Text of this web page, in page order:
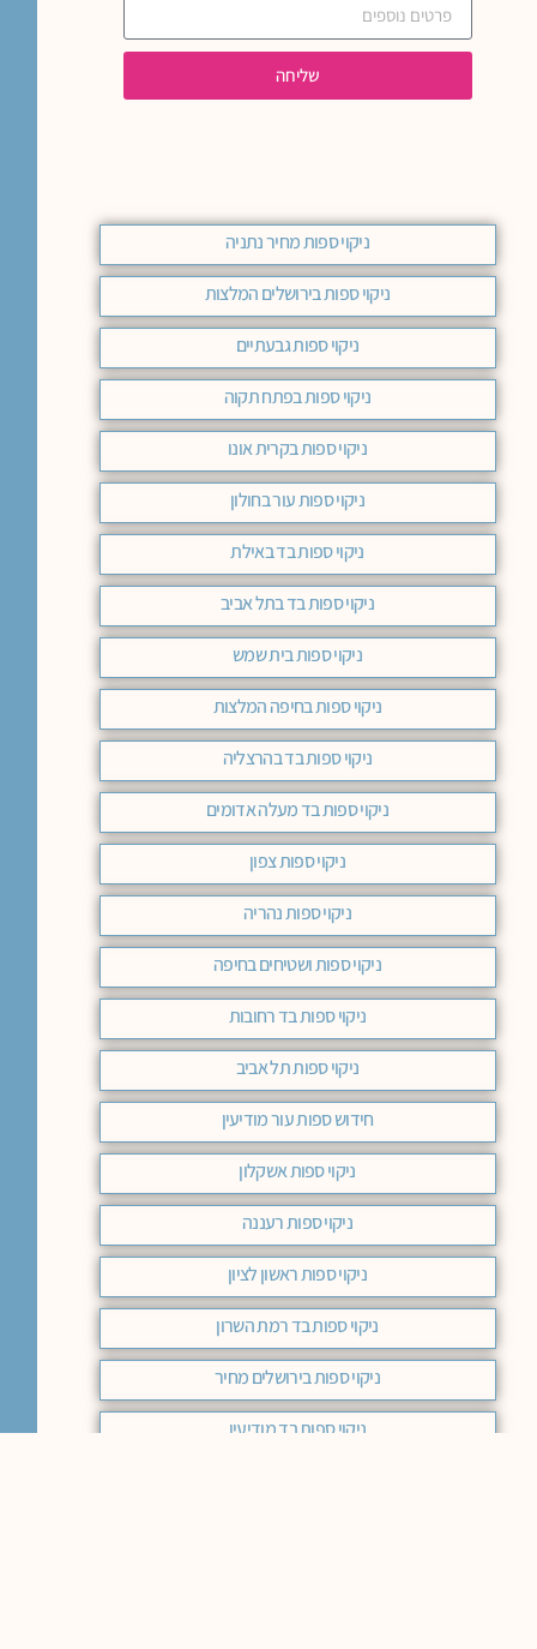
שליחה
ניקוי ספות מחיר נתניה
ניקוי ספות בירושלים המלצות
ניקוי ספות גבעתיים
ניקוי ספות בפתח תקוה
ניקוי ספות בקרית אונו
ניקוי ספות עור בחולון
ניקוי ספות בד באילת
ניקוי ספות בד בתל אביב
ניקוי ספות בית שמש
ניקוי ספות בחיפה המלצות
ניקוי ספות בד בהרצליה
ניקוי ספות בד מעלה אדומים
ניקוי ספות צפון
ניקוי ספות נהריה
ניקוי ספות ושטיחים בחיפה
ניקוי ספות בד רחובות
ניקוי ספות תל אביב
חידוש ספות עור מודיעין
ניקוי ספות אשקלון
ניקוי ספות רעננה
ניקוי ספות ראשון לציון
ניקוי ספות בד רמת השרון
ניקוי ספות בירושלים מחיר
ניקוי ספות בד מודיעין